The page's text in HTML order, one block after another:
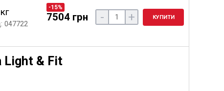
047722
-15%
7504 грн - + КУПИТИ
Light & Fit